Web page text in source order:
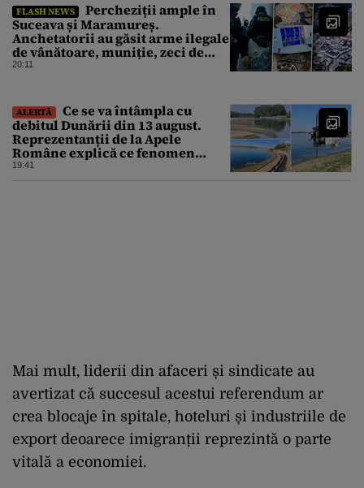
FLASH NEWS
Percheziții ample în
Suceava și Maramureș.
Anchetatorii au găsit arme ilegale
de vânătoare, muniție, zeci de
trofee de vânat și materiale
20:11
ALERTĂ
Ce se va întâmpla cu
debitul Dunării din 13 august.
Reprezentanții de la Apele
Române explică ce fenomen
urmează
19:41
Mai mult, liderii din afaceri și sindicate au
avertizat că succesul acestui referendum ar
crea blocaje în spitale, hoteluri și industriile de
export deoarece imigranții reprezintă o parte
vitală a economiei.